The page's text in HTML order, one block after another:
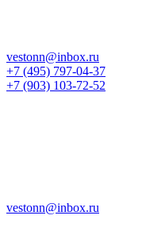
vestonn@inbox.ru
+7 (495) 797-04-37
+7 (903) 103-72-52
vestonn@inbox.ru